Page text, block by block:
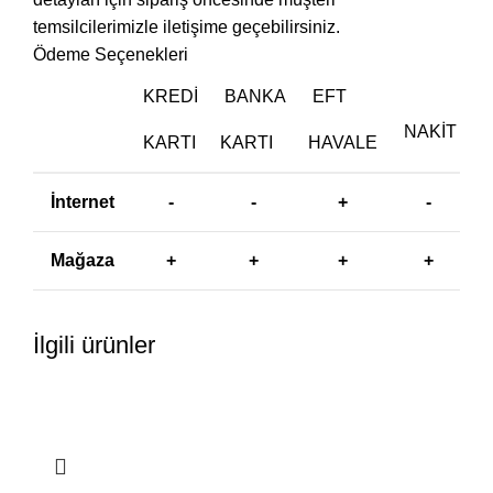
temsilcilerimizle iletişime geçebilirsiniz.
Ödeme Seçenekleri
KREDI
KARTI
BANKA
KARTI
EFT
HAVALE
NAKIT
İnternet - - + -
Mağaza + + + +
İlgili ürünler